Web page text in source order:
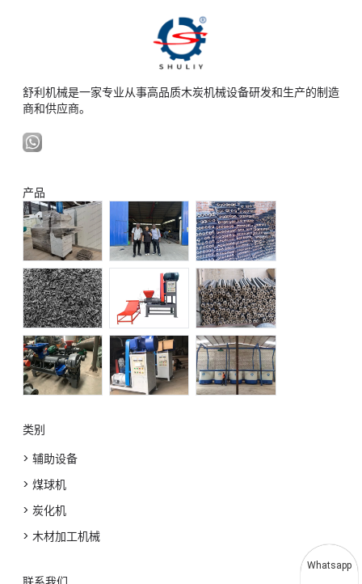
舒利机械是一家专业从事高品质木炭机械设备研发和生产的制造
商和供应商。
产品
类别
> 辅助设备
> 煤球机
> 炭化机
> 木材加工机械
Whatsapp